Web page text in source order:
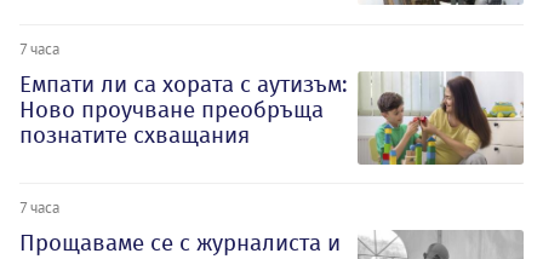
7 часа
Емпати ли са хората с аутизъм:
Ново проучване преобръща
познатите схващания
7 часа
Прощаваме се с журналиста и